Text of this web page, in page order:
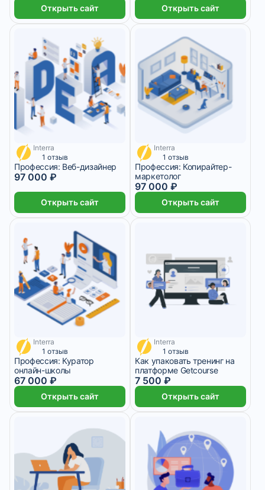
Открыть сайт Открыть сайт
4 042 ₽/мес
Interra
1 отзыв
Профессия: Веб-дизайнер
97 000 ₽
Открыть сайт
4 042 ₽/мес
Interra
1 отзыв
Профессия: Копирайтер-
маркетолог
97 000 ₽
Открыть сайт
2 792 ₽/мес
Interra
1 отзыв
Профессия: Куратор
онлайн-школы
67 000 ₽
Открыть сайт
1 875 ₽/мес
Interra
1 отзыв
Как упаковать тренинг на
платформе Getcourse
7 500 ₽
Открыть сайт